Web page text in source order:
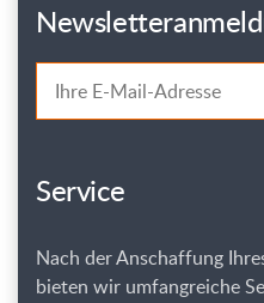
Service
Nach der Anschaffung
bieten wir umfangreiche